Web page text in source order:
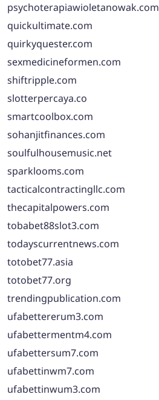
psychoterapiawioletanowak.com
quickultimate.com
quirkyquester.com
sexmedicineformen.com
shiftripple.com
slotterpercaya.co
smartcoolbox.com
sohanjitfinances.com
soulfulhousemusic.net
sparklooms.com
tacticalcontractingllc.com
thecapitalpowers.com
tobabet88slot3.com
todayscurrentnews.com
totobet77.asia
totobet77.org
trendingpublication.com
ufabettererum3.com
ufabettermentm4.com
ufabettersum7.com
ufabettinwm7.com
ufabettinwum3.com